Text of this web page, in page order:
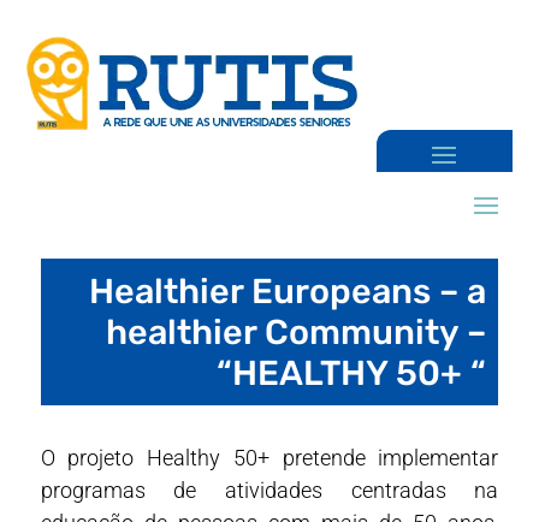
Healthier Europeans – a
healthier Community –
“HEALTHY 50+ “
O projeto Healthy 50+ pretende implementar
programas de atividades centradas na